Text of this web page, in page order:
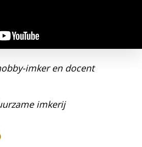
imker en docent
imkerij